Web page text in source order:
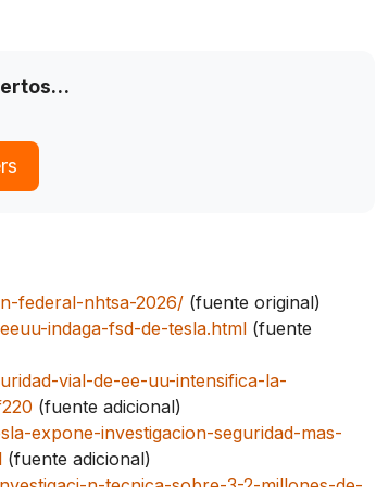
federal-nhtsa-2026/ (fuente original)
indaga-fsd-de-tesla.html (fuente
vial-de-ee-uu-intensifica-la-
(fuente adicional)
expone-investigacion-seguridad-mas-
(fuente adicional)